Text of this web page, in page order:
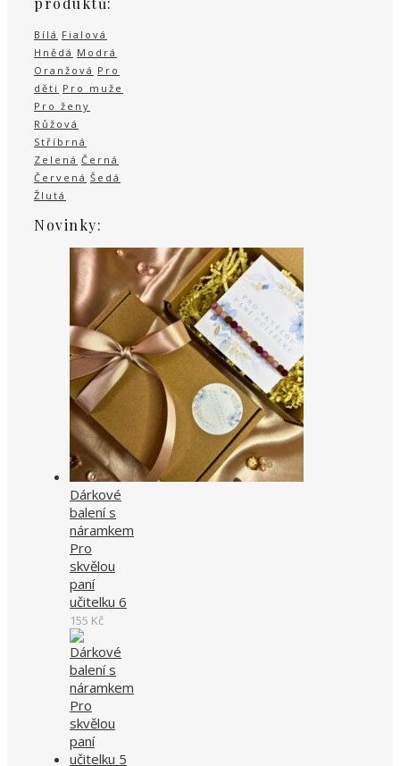
Bílá Fialová
Hnědá Modrá
Oranžová Pro
děti Pro muže
Pro ženy
Růžová
Stříbrná
Zelená Černá
Červená Šedá
Žlutá
Novinky:
Dárkové
balení s
náramkem
Pro
skvělou
paní
učitelku 6
155 Kč